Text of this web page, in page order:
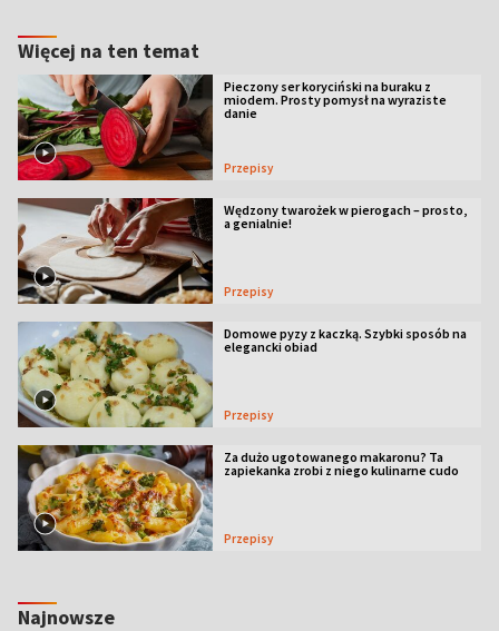
Więcej na ten temat
Pieczony ser koryciński na buraku z
miodem. Prosty pomysł na wyraziste
danie
Przepisy
Wędzony twarożek w pierogach – prosto,
a genialnie!
Przepisy
Domowe pyzy z kaczką. Szybki sposób na
elegancki obiad
Przepisy
Za dużo ugotowanego makaronu? Ta
zapiekanka zrobi z niego kulinarne cudo
Przepisy
Najnowsze